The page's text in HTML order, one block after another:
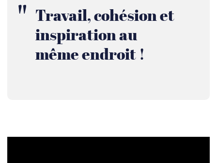
Travail, cohésion et
inspiration au
même endroit !